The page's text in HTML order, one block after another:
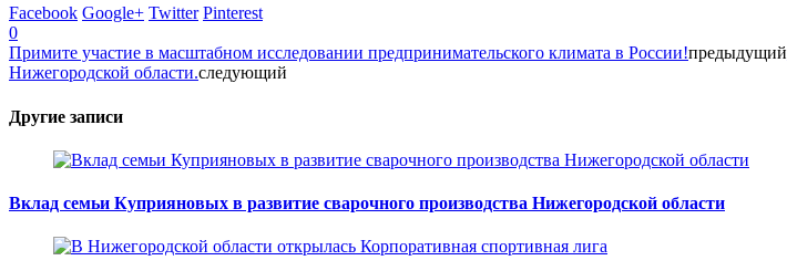
Facebook Google+ Twitter Pinterest
0
Примите участие в масштабном исследовании предпринимательского климата в России!предыдущий
Нижегородской области.следующий
Другие записи
Вклад семьи Куприяновых в развитие сварочного производства Нижегородской области